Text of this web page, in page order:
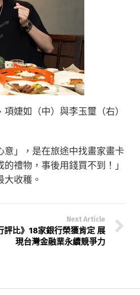
婕如（中）與李玉璽（右）
」，是在旅途中找畫家畫卡
禮物，事後用錢買不到！」
收穫。
Next Article
評比》18家銀行榮獲肯定 展
現台灣金融業永續競爭力